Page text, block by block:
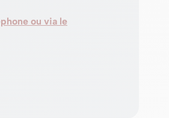
ou via le